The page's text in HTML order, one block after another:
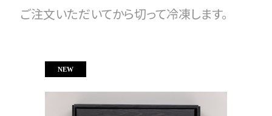
ご注文いただいてから切って冷凍します。